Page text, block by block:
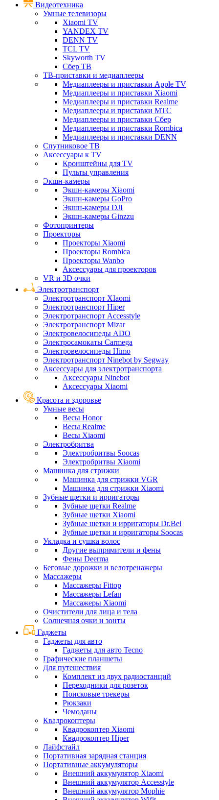
Видеотехника
Умные телевизоры
Xiaomi TV
YANDEX TV
DENN TV
TCL TV
Skyworth TV
Сбер ТВ
ТВ-приставки и медиаплееры
Медиаплееры и приставки Apple TV
Медиаплееры и приставки Xiaomi
Медиаплееры и приставки Realme
Медиаплееры и приставки МТС
Медиаплееры и приставки Сбер
Медиаплееры и приставки Rombica
Медиаплееры и приставки DENN
Спутниковое ТВ
Аксессуары к TV
Кронштейны для TV
Пульты управления
Экшн-камеры
Экшн-камеры Xiaomi
Экшн-камеры GoPro
Экшн-камеры DJI
Экшн-камеры Ginzzu
Фотопринтеры
Проекторы
Проекторы Xiaomi
Проекторы Rombica
Проекторы Wanbo
Аксессуары для проекторов
VR и 3D очки
Электротранспорт
Электротранспорт XIaomi
Электротранспорт Hiper
Электротранспорт Accesstyle
Электротранспорт Mizar
Электровелосипеды ADO
Электросамокаты Carmega
Электровелосипеды Himo
Электротранспорт Ninebot by Segway
Аксессуары для электротранспорта
Аксессуары Ninebot
Аксессуары Xiaomi
Красота и здоровье
Умные весы
Весы Honor
Весы Realme
Весы Xiaomi
Электробритва
Электробритвы Soocas
Электробритвы Xiaomi
Машинка для стрижки
Машинка для стрижки VGR
Машинка для стрижки Xiaomi
Зубные щетки и ирригаторы
Зубные щетки Realme
Зубные щетки Xiaomi
Зубные щетки и ирригаторы Dr.Bei
Зубные щетки и ирригаторы Soocas
Укладка и сушка волос
Другие выпрямители и фены
Фены Deerma
Беговые дорожки и велотренажеры
Массажеры
Массажеры Fittop
Массажеры Lefan
Массажеры Xiaomi
Очистители для лица и тела
Солнечная очки и зонты
Гаджеты
Гаджеты для авто
Гаджеты для авто Tecno
Графические планшеты
Для путешествия
Комплект из двух радиостанций
Переходники для розеток
Поисковые трекеры
Рюкзаки
Чемоданы
Квадрокоптеры
Квадрокоптер Xiaomi
Квадрокоптер Hiper
Лайфстайл
Портативная зарядная станция
Портативные аккумуляторы
Внешний аккумулятор Xiaomi
Внешний аккумулятор Accesstyle
Внешний аккумулятор Mophie